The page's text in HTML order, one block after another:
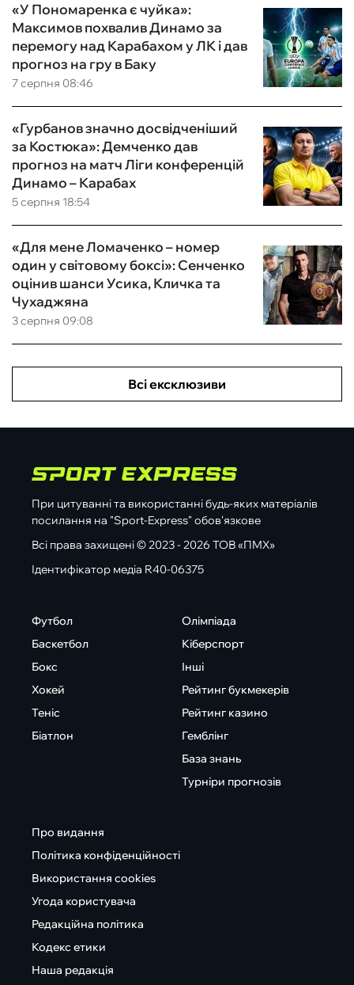
7 серпня 08:46
«У Пономаренка є чуйка»:
Максимов похвалив Динамо за
перемогу над Карабахом у ЛК і дав
прогноз на гру в Баку
5 серпня 18:54
«Гурбанов значно досвідченіший
за Костюка»: Демченко дав
прогноз на матч Ліги конференцій
Динамо – Карабах
3 серпня 09:08
«Для мене Ломаченко – номер
один у світовому боксі»: Сенченко
оцінив шанси Усика, Кличка та
Чухаджяна
Всі ексклюзиви
При цитуванні та використанні будь-яких матеріалів
посилання на "Sport-Express" обов'язкове
Всі права захищені © 2023 - 2026 ТОВ «ПМХ»
Ідентифікатор медіа R40-06375
Футбол
Баскетбол
Бокс
Хокей
Теніс
Біатлон
Олімпіада
Кіберспорт
Інші
Рейтинг букмекерів
Рейтинг казино
Гемблінг
База знань
Турніри прогнозів
Про видання
Політика конфіденційності
Використання cookies
Угода користувача
Редакційна політика
Кодекс етики
Наша редакція